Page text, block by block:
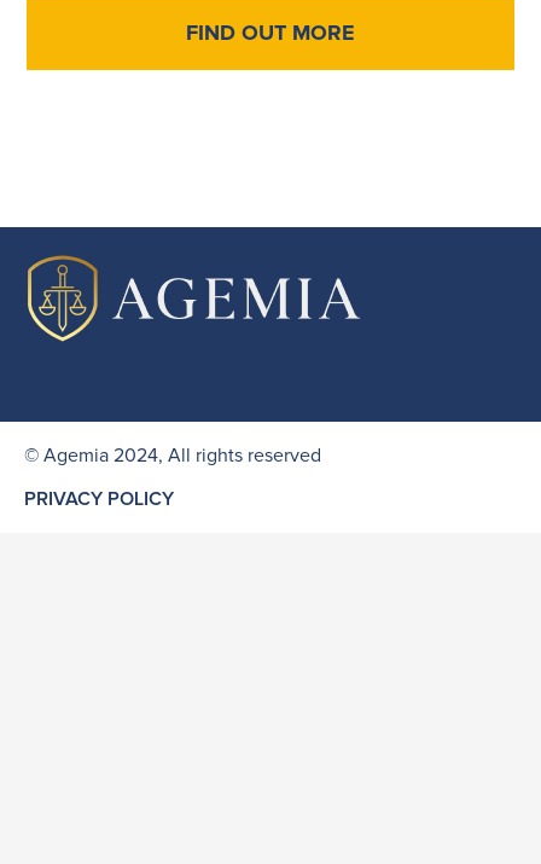
FIND OUT MORE
© Agemia 2024, All rights reserved
PRIVACY POLICY